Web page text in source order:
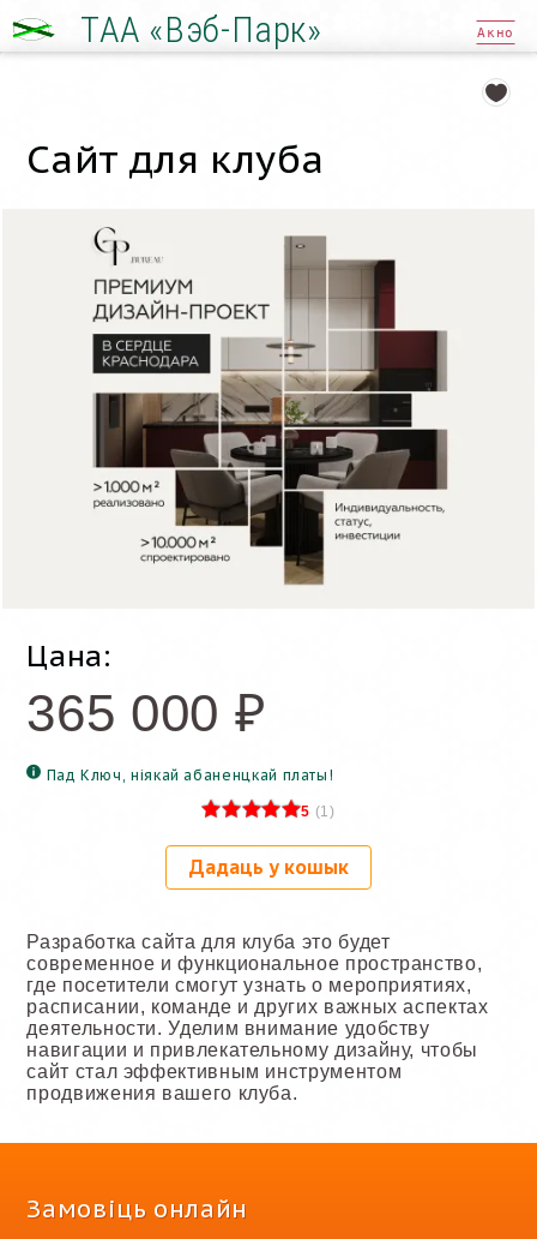
ТАА «Вэб-Парк» Акно
Замовіць онлайн
Сайт для клуба
Цана:
365 000 ₽
Пад Ключ, ніякай абаненцкай платы!
5 (1)
Разработка сайта для клуба это будет
современное и функциональное пространство,
где посетители смогут узнать о мероприятиях,
расписании, команде и других важных аспектах
деятельности. Уделим внимание удобству
навигации и привлекательному дизайну, чтобы
сайт стал эффективным инструментом
продвижения вашего клуба.
Дадаць у кошык